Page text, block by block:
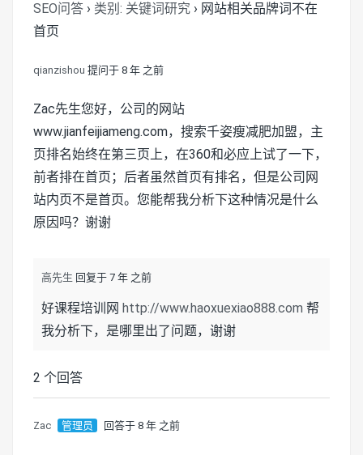
SEO问答 › 类别: 关键词研究 › 网站相关品牌词不在
首页
qianzishou 提问于 8 年 之前
Zac先生您好，公司的网站
www.jianfeijiameng.com，搜索千姿瘦减肥加盟，主
页排名始终在第三页上，在360和必应上试了一下，
前者排在首页；后者虽然首页有排名，但是公司网
站内页不是首页。您能帮我分析下这种情况是什么
原因吗？谢谢
高先生 回复于 7 年 之前
好课程培训网 http://www.haoxuexiao888.com 帮
我分析下，是哪里出了问题，谢谢
2 个回答
Zac 管理员 回答于 8 年 之前